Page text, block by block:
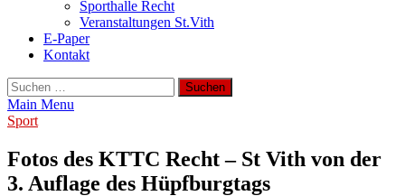
Sporthalle Recht
Veranstaltungen St.Vith
E-Paper
Kontakt
Suchen
nach:
Main Menu
Sport
Fotos des KTTC Recht – St Vith von der
3. Auflage des Hüpfburgtags